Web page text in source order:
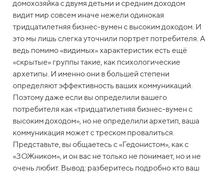
домохозяйка с двумя детьми и средним доходом
видит мир совсем иначе нежели одинокая
тридцатилетняя бизнес-вумен с высоким доходом. И
это мы лишь слегка уточнили портрет потребителя. А
ведь помимо «видимых» характеристик есть ещё
«скрытые» группы такие, как психологические
архетипы. И именно они в большей степени
определяют эффективность ваших коммуникаций.
Поэтому даже если вы определили вашего
потребителя как «тридцатилетняя бизнес-вумен с
высоким доходом», но не определили архетип, ваша
коммуникация может с треском провалиться.
Представьте, вы общаетесь с «Гедонистом», как с
«ЗОЖником», и он вас не только не понимает, но и не
очень любит. Вывод: разберитесь подробно кто ваш